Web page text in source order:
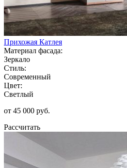
Прихожая Катлея
Материал фасада:
Зеркало
Стиль:
Современный
Цвет:
Светлый
от 45 000 руб.
Рассчитать